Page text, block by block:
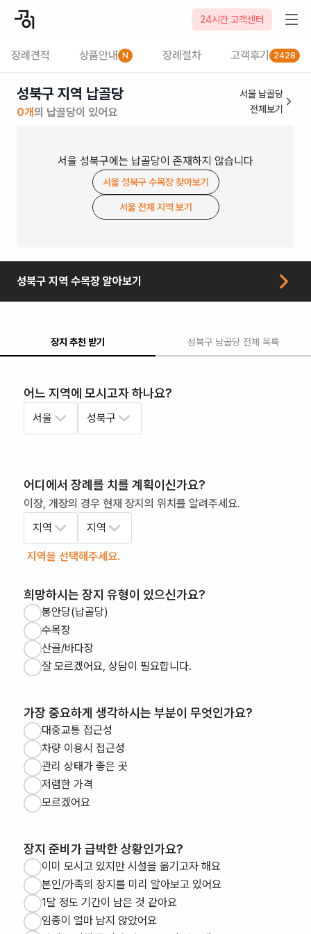
24시간 고객센터
장례견적 상품안내 N 장례절차 고객후기 2428
성북구 지역 납골당
0개의 납골당이 있어요
서울 납골당
전체보기
서울 성북구에는 납골당이 존재하지 않습니다
서울 성북구 수목장찾아보기
서울전체 지역 보기
성북구 지역 수목장 알아보기
장지 추천 받기 성북구 납골당 전체 목록
어느 지역에 모시고자 하나요?
서울 성북구
어디에서 장례를 치를 계획이신가요?
이장, 개장의 경우 현재 장지의 위치를 알려주세요.
지역
지역
지역을 선택해주세요.
희망하시는 장지 유형이 있으신가요?
봉안당(납골당)
수목장
산골/바다장
잘 모르겠어요, 상담이 필요합니다.
가장 중요하게 생각하시는 부분이 무엇인가요?
대중교통 접근성
차량 이용시 접근성
관리 상태가 좋은 곳
저렴한 가격
모르겠어요
장지 준비가 급박한 상황인가요?
이미 모시고 있지만 시설을 옮기고자 해요
본인/가족의 장지를 미리 알아보고 있어요
1달 정도 기간이 남은 것 같아요
임종이 얼마 남지 않았어요